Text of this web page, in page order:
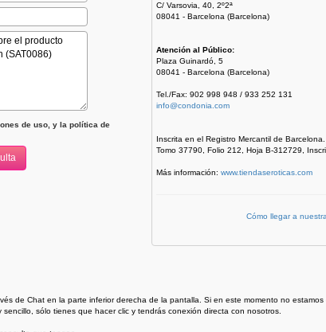
de uso, y la política de
C/ Varsovia, 40, 2º2ª
08041 - Barcelona (Barcelona)
Atención al Público:
Plaza Guinardó, 5
08041 - Barcelona (Barcelona)
Tel./Fax: 902 998 948 / 933 252 131
info@condonia.com
Inscrita en el Registro Mercantil de Barcelona.
Tomo 37790, Folio 212, Hoja B-312729,
Más información: www.tiendaseroticas.com
Cómo llegar a
de Chat en la parte inferior derecha de la pantalla. Si en este momento no
sólo tienes que hacer clic y tendrás conexión directa con nosotros.